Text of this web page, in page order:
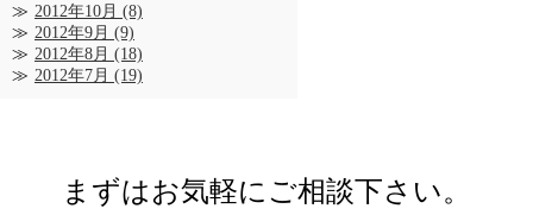
2012年10月 (8)
2012年9月 (9)
2012年8月 (18)
2012年7月 (19)
まずはお気軽にご相談下さい。